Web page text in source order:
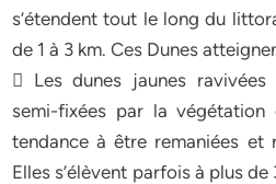
s’étendent tout le long du
de 1 à 3 km. Ces Dunes
 Les dunes jaunes
semi-fixées par la
tendance à être remaniées et
Elles s’élèvent parfois à plus